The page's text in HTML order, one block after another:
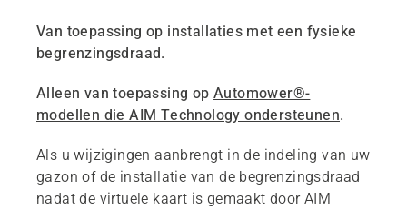
Van toepassing op installaties met een fysieke
begrenzingsdraad.
Alleen van toepassing op Automower®-
modellen die AIM Technology ondersteunen.
Als u wijzigingen aanbrengt in de indeling van uw
gazon of de installatie van de begrenzingsdraad
nadat de virtuele kaart is gemaakt door AIM